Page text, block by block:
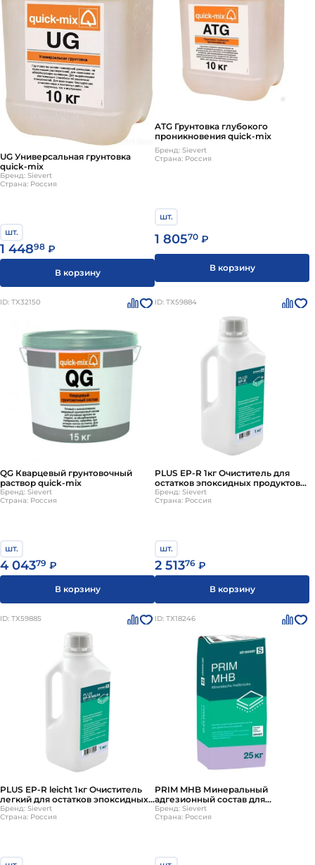
UG Универсальная грунтовка
quick-mix
Бренд: Sievert
Страна: Россия
шт.
1 44898 ₽
В корзину
ATG Грунтовка глубокого
проникновения quick-mix
Бренд: Sievert
Страна: Россия
шт.
1 80570 ₽
В корзину
ID: ТХ32150
QG Кварцевый грунтовочный
раствор quick-mix
Бренд: Sievert
Страна: Россия
шт.
4 04379 ₽
В корзину
ID: ТХ59884
PLUS EP-R 1кг Очиститель для
остатков эпоксидных продуктов
(через 12ч) Quick-Mix
Бренд: Sievert
Страна: Россия
шт.
2 51376 ₽
В корзину
ID: ТХ59885
PLUS EP-R leicht 1кг Очиститель
легкий для остатков эпоксидных
продуктов (в течение 2-12ч) Quick-
Mix
Бренд: Sievert
Страна: Россия
ID: ТХ18246
PRIM MHB Минеральный
адгезионный состав для
цементных оснований strasser
Бренд: Sievert
Страна: Россия